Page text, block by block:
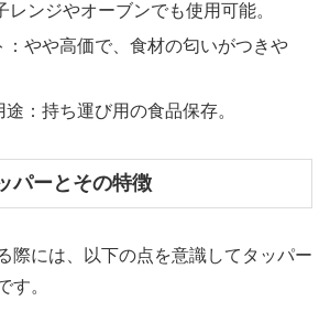
レンジやオーブンでも使用可能。
：やや高価で、食材の匂いがつきや
途：持ち運び用の食品保存。
パーとその特徴
際には、以下の点を意識してタッパー
す。